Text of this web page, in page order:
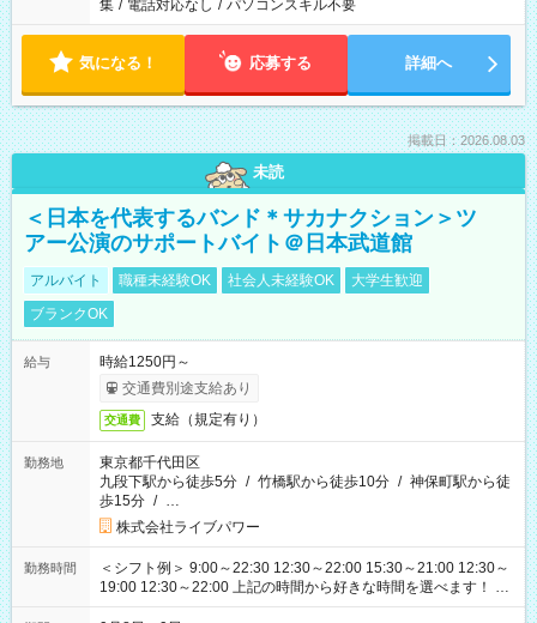
集 / 電話対応なし / パソコンスキル不要
気になる！ 応募する 詳細へ
掲載日：2026.08.03
未読
＜日本を代表するバンド＊サカナクション＞ツ
アー公演のサポートバイト＠日本武道館
アルバイト 職種未経験OK 社会人未経験OK
大学生歓迎
ブランクOK
給与
時給1250円～
交通費別途支給あり
交通費 支給（規定有り）
勤務地
東京都千代田区
九段下駅から徒歩5分 / 竹橋駅から徒歩10分 / 神保町駅から徒
歩15分 / …
株式会社ライブパワー
勤務時間
＜シフト例＞ 9:00～22:30 12:30～22:00 15:30～21:00 12:30～
19:00 12:30～22:00 上記の時間から好きな時間を選べます！ ※
時間は変更となる可能性があります